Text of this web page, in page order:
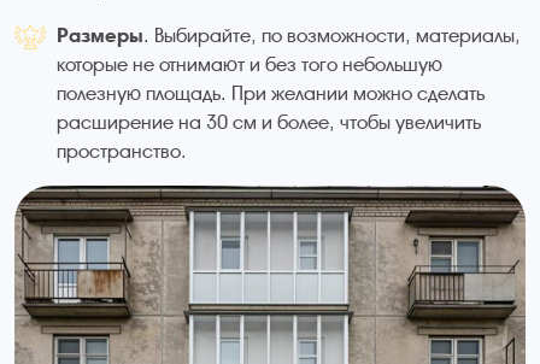
Размеры. Выбирайте, по возможности, материалы,
которые не отнимают и без того небольшую
полезную площадь. При желании можно сделать
расширение на 30 см и более, чтобы увеличить
пространство.